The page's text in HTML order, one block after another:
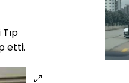
etti.